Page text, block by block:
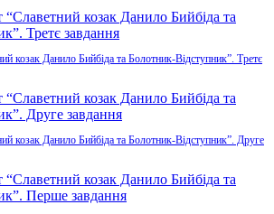
козак Данило Бийбіда та Болотник-Відступник”. Третє
козак Данило Бийбіда та Болотник-Відступник”. Друге